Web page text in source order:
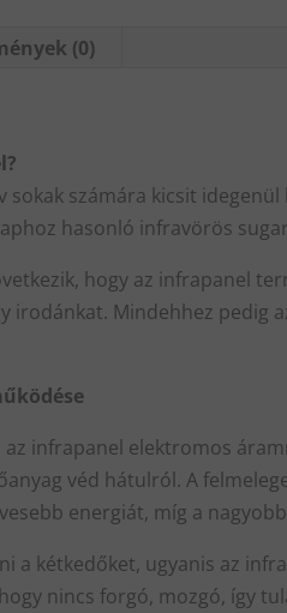
(0)
sokak számára kicsit
hasonló infravörös
hogy az infrapanel
irodánkat. Mindehhez pedig
infrapanel elektromos
véd hátulról. A
energiát, míg a
a kétkedőket, ugyanis az
nincs forgó, mozgó, így